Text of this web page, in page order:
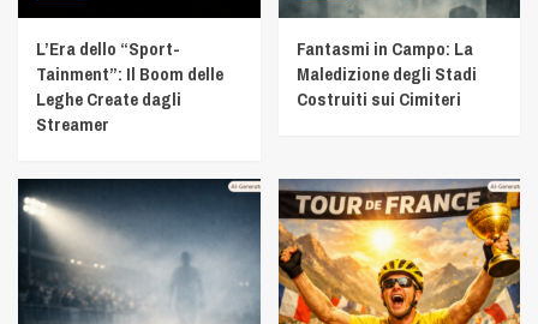
L’Era dello “Sport-
Tainment”: Il Boom delle
Leghe Create dagli
Streamer
Fantasmi in Campo: La
Maledizione degli Stadi
Costruiti sui Cimiteri